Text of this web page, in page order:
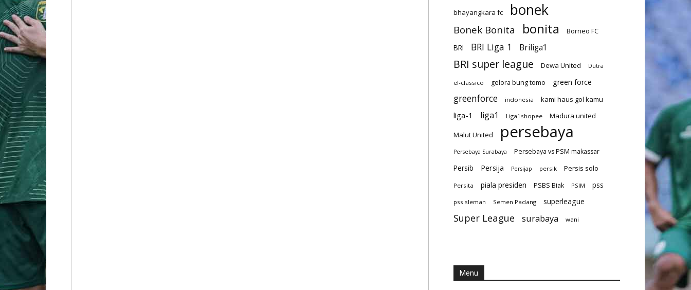
bhayangkara fc bonek
Bonek Bonita bonita
Borneo FC
BRI
BRI Liga 1 Briliga1
BRI super league Dewa United Dutra
el-classico gelora bung tomo green force
greenforce indonesia kami haus gol kamu
liga-1 liga1 Liga1shopee Madura united
Malut United persebaya
Persebaya Surabaya Persebaya vs PSM makassar
Persib Persija Persijap persik Persis solo
Persita piala presiden PSBS Biak PSIM pss
pss sleman Semen Padang superleague
Super League surabaya wani
Menu